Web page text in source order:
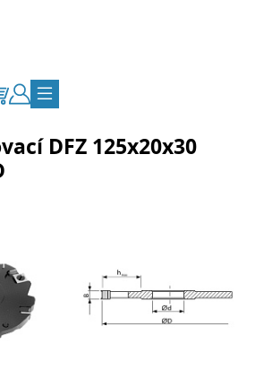
Zákaznický účet
Přepnout navigaci
DFZ 125x20x30